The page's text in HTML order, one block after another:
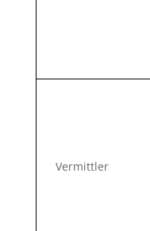
Vermittler